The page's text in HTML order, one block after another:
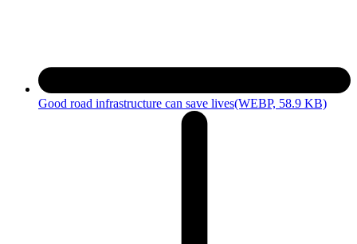
Good road infrastructure can save lives(WEBP, 58.9 KB)